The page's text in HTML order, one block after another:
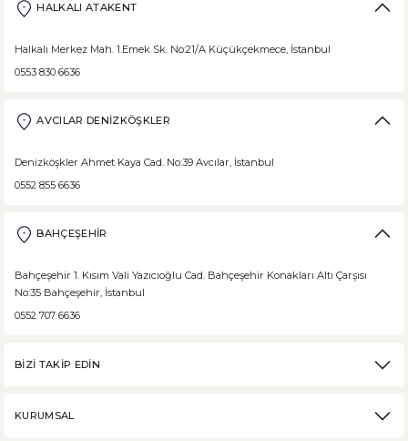
DEVAMI
Borodinsky Rus Ekmeği, rus siyah çavdar ekmeği olarak da bilinir.
DEVAMI
Medovik, Slav mutfağından dünyaya yayılmış bir pastadır. Eski
HALKALI ATAKENT
Halkalı Merkez Mah. 1.Emek Sk. No:21/A Küçükçekmece, İstanbul
0553 830 6636
AVCILAR DENİZKÖŞKLER
Denizköşkler Ahmet Kaya Cad. No:39 Avcılar, İstanbul
0552 855 6636
BAHÇEŞEHİR
Bahçeşehir 1. Kısım Vali Yazıcıoğlu Cad. Bahçeşehir Konakları Altı Çarşısı
No:35 Bahçeşehir, İstanbul
0552 707 6636
BİZİ TAKİP EDİN
KURUMSAL